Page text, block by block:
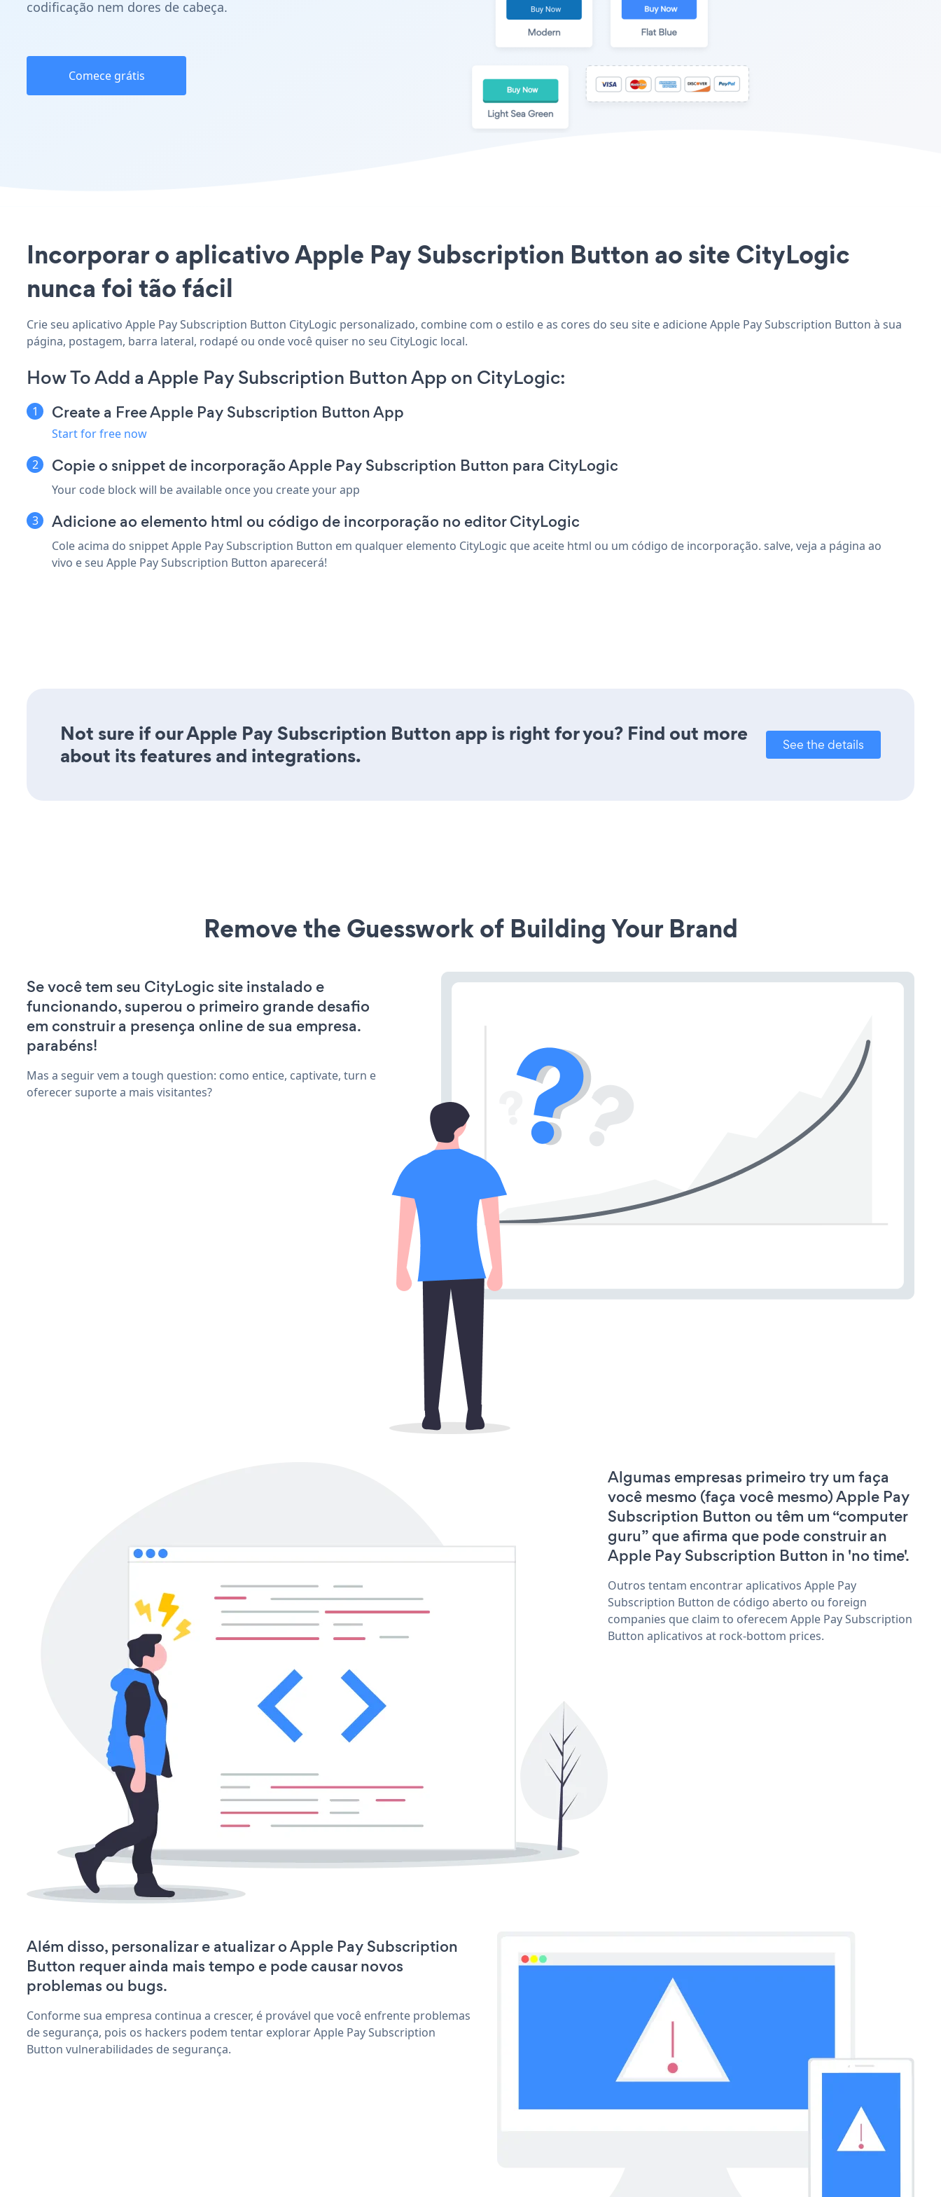
codificação nem dores de cabeça.
Comece grátis
Incorporar o aplicativo Apple Pay Subscription Button ao site CityLogic
nunca foi tão fácil
Crie seu aplicativo Apple Pay Subscription Button CityLogic personalizado, combine com o estilo e as cores do seu site e adicione Apple Pay Subscription Button à sua
página, postagem, barra lateral, rodapé ou onde você quiser no seu CityLogic local.
How To Add a Apple Pay Subscription Button App on CityLogic:
Create a Free Apple Pay Subscription Button App
Start for free now
Copie o snippet de incorporação Apple Pay Subscription Button para CityLogic
Your code block will be available once you create your app
Adicione ao elemento html ou código de incorporação no editor CityLogic
Cole acima do snippet Apple Pay Subscription Button em qualquer elemento CityLogic que aceite html ou um código de incorporação. salve, veja a página ao
vivo e seu Apple Pay Subscription Button aparecerá!
Not sure if our Apple Pay Subscription Button app is right for you? Find out more
about its features and integrations.
See the details
Remove the Guesswork of Building Your Brand
Se você tem seu CityLogic site instalado e
funcionando, superou o primeiro grande desafio
em construir a presença online de sua empresa.
parabéns!
Mas a seguir vem a tough question: como entice, captivate, turn e
oferecer suporte a mais visitantes?
Algumas empresas primeiro try um faça
você mesmo (faça você mesmo) Apple Pay
Subscription Button ou têm um “computer
guru” que afirma que pode construir an
Apple Pay Subscription Button in 'no time'.
Outros tentam encontrar aplicativos Apple Pay
Subscription Button de código aberto ou foreign
companies que claim to oferecem Apple Pay Subscription
Button aplicativos at rock-bottom prices.
Além disso, personalizar e atualizar o Apple Pay Subscription
Button requer ainda mais tempo e pode causar novos
problemas ou bugs.
Conforme sua empresa continua a crescer, é provável que você enfrente problemas
de segurança, pois os hackers podem tentar explorar Apple Pay Subscription
Button vulnerabilidades de segurança.